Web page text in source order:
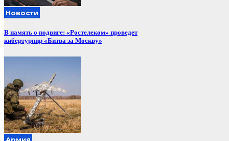
Новости
В память о подвиге: «Ростелеком» проведет
кибертурнир «Битва за Москву»
Армия